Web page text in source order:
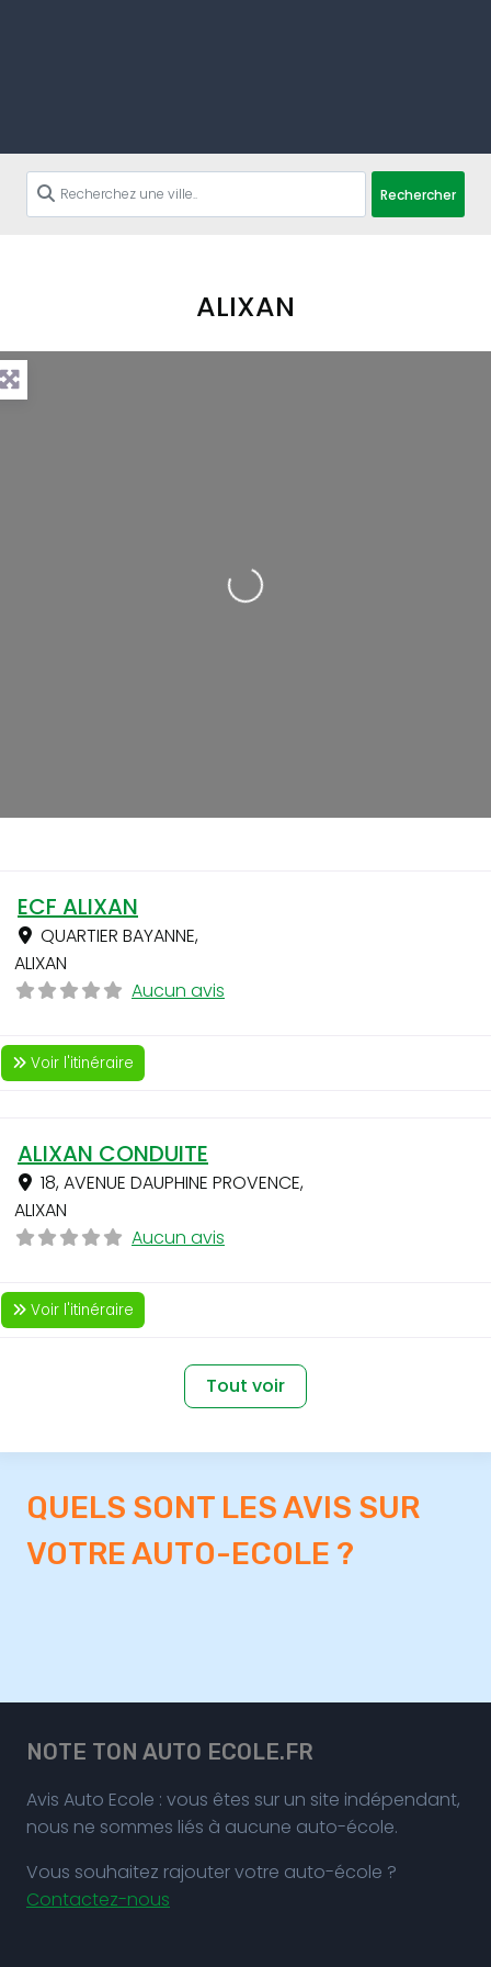
Rechercher
ALIXAN
Loading...
ECF ALIXAN
QUARTIER BAYANNE,
ALIXAN
Aucun avis
Voir l'itinéraire
ALIXAN CONDUITE
18, AVENUE DAUPHINE PROVENCE,
ALIXAN
Aucun avis
Voir l'itinéraire
Tout voir
QUELS SONT LES AVIS SUR
VOTRE AUTO-ECOLE ?
NOTE TON AUTO ECOLE.FR
Avis Auto Ecole : vous êtes sur un site indépendant,
nous ne sommes liés à aucune auto-école.
Vous souhaitez rajouter votre auto-école ?
Contactez-nous